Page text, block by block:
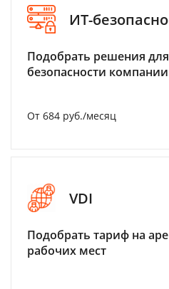
ИТ-
Подобрать решения
безопасности компании
От 684 руб./месяц
VDI
Подобрать тариф на
рабочих мест